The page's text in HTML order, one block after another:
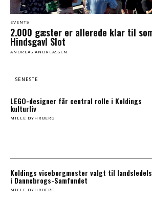
EVENTS
2.000 gæster er allerede klar til
Hindsgavl Slot
ANDREAS ANDREASSEN
SENESTE
LEGO-designer får central rolle i Koldings
kulturliv
MILLE DYHRBERG
Koldings viceborgmester valgt til
i Dannebrogs-Samfundet
MILLE DYHRBERG